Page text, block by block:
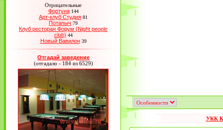
Отрицательные
Фортуна 144
Арт-клуб Студия 81
Потапыч 79
Клуб ресторан Форум (Night people
club) 44
Новый Вавилон 39
Отгадай заведение
(отгадало - 184 из 6529)
УКК